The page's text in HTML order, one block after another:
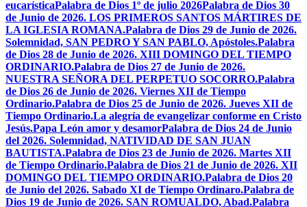
eucarísticaPalabra de Dios 1º de julio 2026Palabra de Dios 30
de Junio de 2026. LOS PRIMEROS SANTOS MÁRTIRES DE
LA IGLESIA ROMANA.Palabra de Dios 29 de Junio de 2026.
Solemnidad, SAN PEDRO Y SAN PABLO, Apóstoles.Palabra
de Dios 28 de Junio de 2026. XIII DOMINGO DEL TIEMPO
ORDINARIO.Palabra de Dios 27 de Junio de 2026.
NUESTRA SEÑORA DEL PERPETUO SOCORRO.Palabra
de Dios 26 de Junio de 2026. Viernes XII de Tiempo
Ordinario.Palabra de Dios 25 de Junio de 2026. Jueves XII de
Tiempo Ordinario.La alegría de evangelizar conforme en Cristo
Jesús.Papa León amor y desamorPalabra de Dios 24 de Junio
del 2026. Solemnidad, NATIVIDAD DE SAN JUAN
BAUTISTA.Palabra de Dios 23 de Junio de 2026. Martes XII
de Tiempo Ordinario.Palabra de Dios 21 de Junio de 2026. XII
DOMINGO DEL TIEMPO ORDINARIO.Palabra de Dios 20
de Junio del 2026. Sabado XI de Tiempo Ordinaro.Palabra de
Dios 19 de Junio de 2026. SAN ROMUALDO, Abad.Palabra